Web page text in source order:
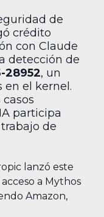
de
crédito
con Claude
detección de
28952, un
en el kernel.
participa
de
lanzó este
a Mythos
Amazon,